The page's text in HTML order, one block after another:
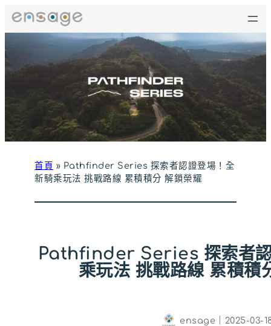
至
主
要
容
首頁 » Pathfinder Series 探索者認證登場！全
新騎乘玩法 挑戰路線 累積積分 解鎖榮耀
Pathfinder Series 探索者認
乘玩法 挑戰路線 累積積
ensage 2025-03-